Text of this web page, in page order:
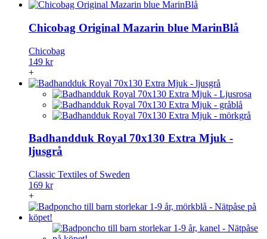
Chicobag Original Mazarin blue MarinBlå
Chicobag
149 kr
+
Badhandduk Royal 70x130 Extra Mjuk -
ljusgrå
Classic Textiles of Sweden
169 kr
+